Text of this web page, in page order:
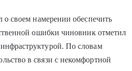
о своем намерении обеспечить
ошибки чиновник отметил
По словам
в связи с некомфортной